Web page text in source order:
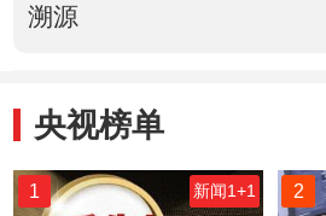
溯源
央视榜单
1 新闻1+1 2